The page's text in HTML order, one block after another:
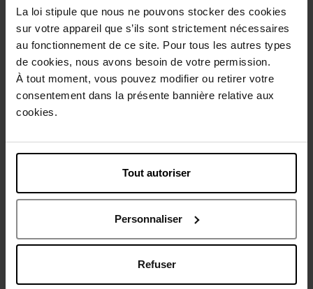
La loi stipule que nous ne pouvons stocker des cookies
sur votre appareil que s’ils sont strictement nécessaires
au fonctionnement de ce site. Pour tous les autres types
de cookies, nous avons besoin de votre permission.
À tout moment, vous pouvez modifier ou retirer votre
consentement dans la présente bannière relative aux
cookies.
Tout autoriser
Personnaliser
Refuser
Conseil d'utilisation
Caractéristiques
Vous aimerez peut-être